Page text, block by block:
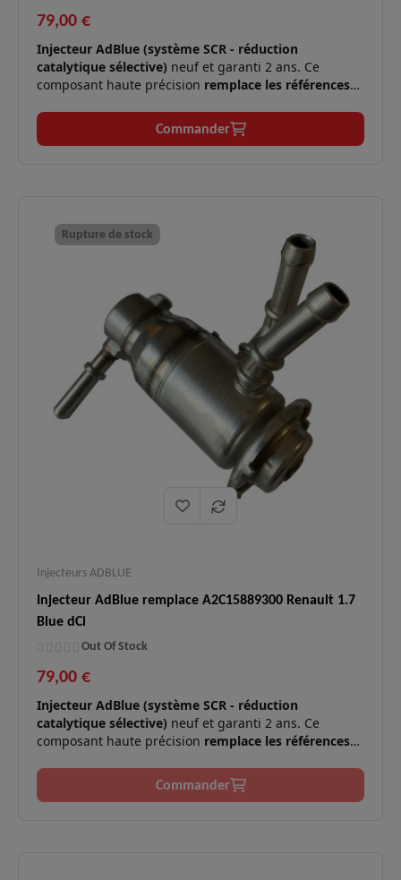
79,00 €
Injecteur AdBlue (système SCR - réduction
catalytique sélective) neuf et garanti 2 ans. Ce
composant haute précision remplace les références
Dacia 208995377R et Nissan 2089900QAA
l'injection du fluide AdBlue pour réduire les émissions
Symptômes
résolus :
dépollution, message "Risque de non-
démarrage", perte de puissance.
Applications
Renault Megane IV, Kadjar, Kangoo II,
Clio V, Captur II ; Dacia Duster, Lodgy,
Dokker, Sandero II.
LogistiqueEn stock, expédition immédiate,
livraison express 48h.
Commander
Rupture de stock
Injecteurs ADBLUE
Injecteur AdBlue remplace A2C15889300 Renault 1.7
Blue dCi
Out Of Stock
79,00 €
Injecteur AdBlue (système SCR - réduction
catalytique sélective) neuf et garanti 2 ans. Ce
composant haute précision remplace les références
l'injection du fluide AdBlue pour réduire les émissions
NOx sur les moteurs Diesel 1.7 Blue dCi.
Commander